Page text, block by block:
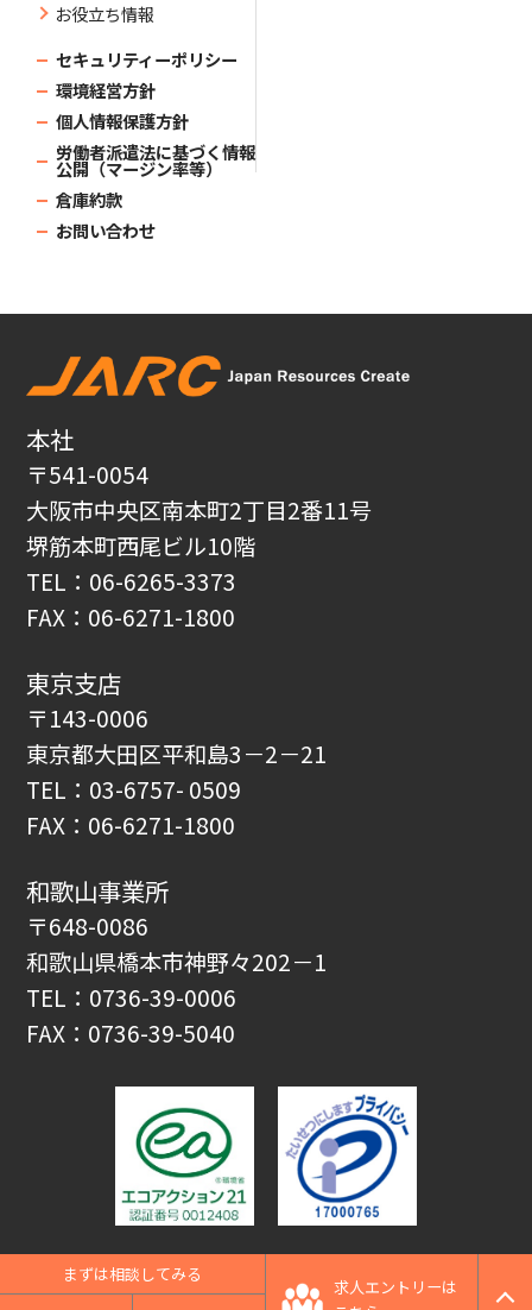
お役立ち情報
セキュリティーポリシー
環境経営方針
個人情報保護方針
労働者派遣法に基づく情報
公開（マージン率等）
倉庫約款
お問い合わせ
本社
〒541-0054
大阪市中央区南本町2丁目2番11号
堺筋本町西尾ビル10階
TEL：06-6265-3373
FAX：06-6271-1800
東京支店
〒143-0006
東京都大田区平和島3－2－21
TEL：03-6757- 0509
FAX：06-6271-1800
和歌山事業所
〒648-0086
和歌山県橋本市神野々202－1
TEL：0736-39-0006
FAX：0736-39-5040
Copyright © 2020 JARC All rights reserved.
まずは相談してみる
求人エントリーは